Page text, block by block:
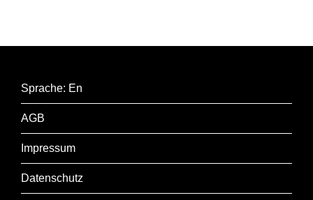
Sprache: En
AGB
Impressum
Datenschutz